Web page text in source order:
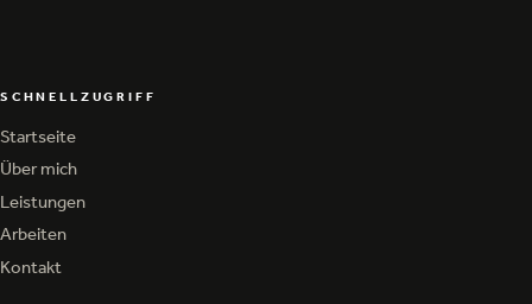
SCHNELLZUGRIFF
Startseite
Startseite
Über mich
Über mich
Leistungen
Leistungen
Arbeiten
Arbeiten
Kontakt